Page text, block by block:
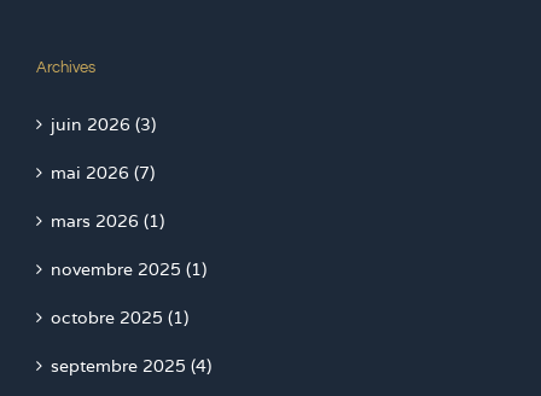
Archives
juin 2026 (3)
mai 2026 (7)
mars 2026 (1)
novembre 2025 (1)
octobre 2025 (1)
septembre 2025 (4)